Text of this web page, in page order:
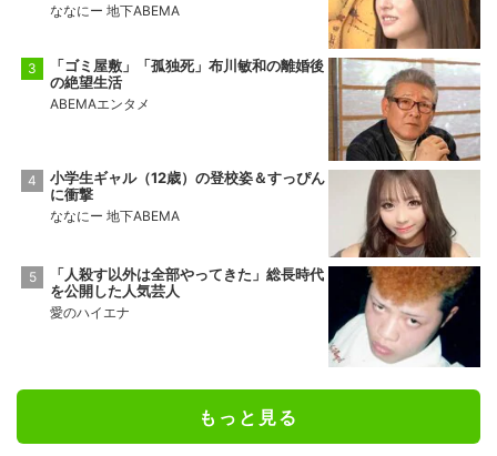
ななにー 地下ABEMA
「ゴミ屋敷」「孤独死」布川敏和の離婚後
の絶望生活
ABEMAエンタメ
小学生ギャル（12歳）の登校姿＆すっぴん
に衝撃
ななにー 地下ABEMA
「人殺す以外は全部やってきた」総長時代
を公開した人気芸人
愛のハイエナ
もっと見る